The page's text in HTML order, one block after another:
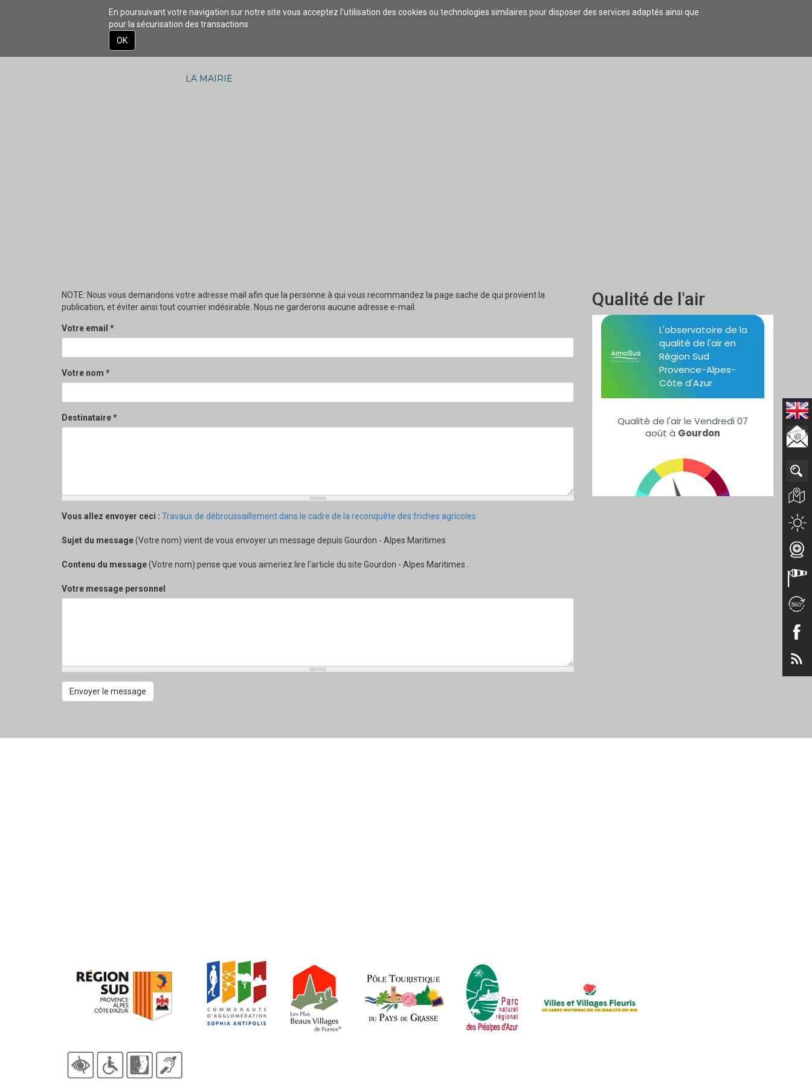
au
En poursuivant votre navigation sur notre site vous acceptez l'utilisation des cookies ou technologies similaires pour disposer des services adaptés ainsi que
pour la sécurisation des transactions
OK
ACCUEIL DÉCOUVRIR
LA MAIRIE
NOTE: Nous vous demandons votre adresse mail afin que la personne à qui vous recommandez la page sache de qui provient la
publication, et éviter ainsi tout courrier indésirable. Nous ne garderons aucune adresse e-mail.
Votre email *
Votre nom *
Destinataire*
Vous allez envoyer ceci : Travaux de débroussaillement dans le cadre de la reconquête des friches agricoles
Sujet du message(Votre nom) vient de vous envoyer un message depuis Gourdon - Alpes Maritimes
Contenu du message(Votre nom) pense que vous aimeriez lire l'article du site Gourdon - Alpes Maritimes .
Votre message personnel
Envoyer le message
Qualité de l'air